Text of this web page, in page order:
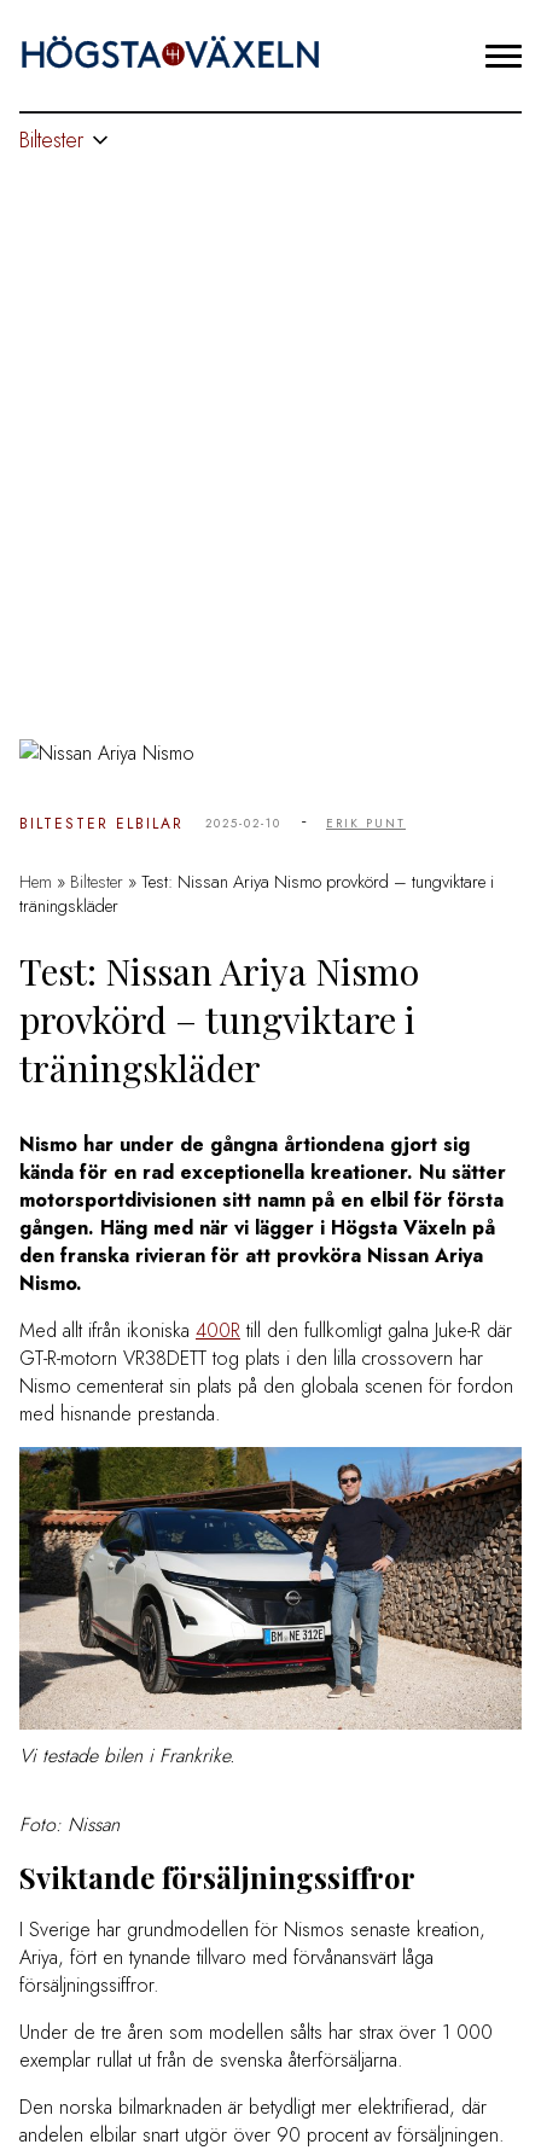
Biltester
BILTESTER ELBILAR 2025-02-10 - ERIK PUNT
Hem » Biltester » Test: Nissan Ariya Nismo provkörd – tungviktare i
träningskläder
Test: Nissan Ariya Nismo
provkörd – tungviktare i
träningskläder
Nismo har under de gångna årtiondena gjort sig
kända för en rad exceptionella kreationer. Nu sätter
motorsportdivisionen sitt namn på en elbil för första
gången. Häng med när vi lägger i Högsta Växeln på
den franska rivieran för att provköra Nissan Ariya
Nismo.
Med allt ifrån ikoniska 400R till den fullkomligt galna Juke-R där
GT-R-motorn VR38DETT tog plats i den lilla crossovern har
Nismo cementerat sin plats på den globala scenen för fordon
med hisnande prestanda.
Vi testade bilen i Frankrike.
Foto: Nissan
Sviktande försäljningssiffror
I Sverige har grundmodellen för Nismos senaste kreation,
Ariya, fört en tynande tillvaro med förvånansvärt låga
försäljningssiffror.
Under de tre åren som modellen sålts har strax över 1 000
exemplar rullat ut från de svenska återförsäljarna.
Den norska bilmarknaden är betydligt mer elektrifierad, där
andelen elbilar snart utgör över 90 procent av försäljningen.